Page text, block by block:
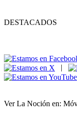
DESTACADOS
|
Ver La Noción en: